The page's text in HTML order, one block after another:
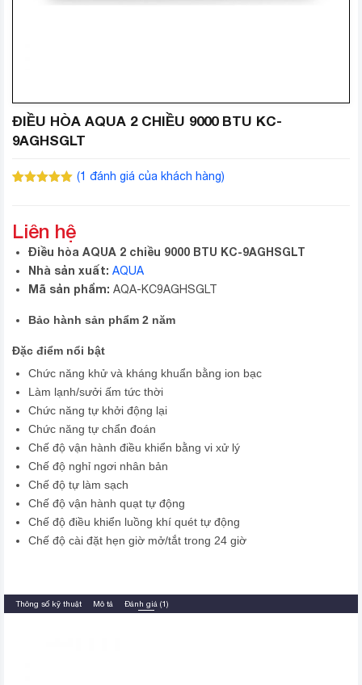
ĐIỀU HÒA AQUA 2 CHIỀU 9000 BTU KC-
9AGHSGLT
(1 đánh giá của khách hàng)
Liên hệ
Điều hòa AQUA 2 chiều 9000 BTU KC-9AGHSGLT
Nhà sản xuất: AQUA
Mã sản phẩm: AQA-KC9AGHSGLT
Bảo hành sản phẩm 2 năm
Đặc điểm nổi bật
Chức năng khử và kháng khuẩn bằng ion bạc
Làm lạnh/sưởi ấm tức thời
Chức năng tự khởi động lại
Chức năng tự chẩn đoán
Chế độ vận hành điều khiển bằng vi xử lý
Chế độ nghỉ ngơi nhân bản
Chế độ tự làm sạch
Chế độ vận hành quạt tự động
Chế độ điều khiển luồng khí quét tự động
Chế độ cài đặt hẹn giờ mở/tắt trong 24 giờ
Thông số kỹ thuật Mô tả Đánh giá (1)